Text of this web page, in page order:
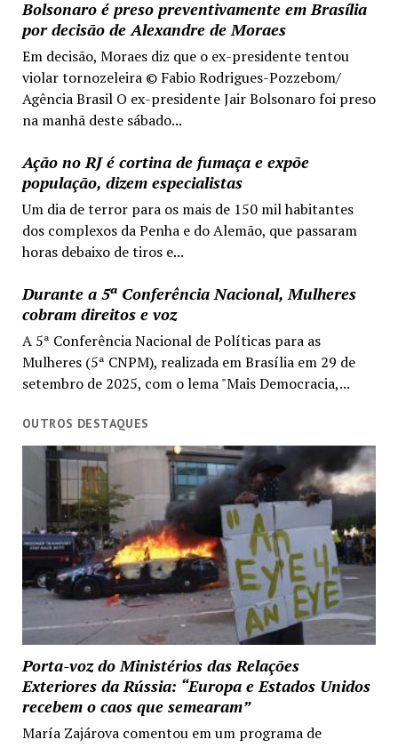
Bolsonaro é preso preventivamente em Brasília
por decisão de Alexandre de Moraes
Em decisão, Moraes diz que o ex-presidente tentou
violar tornozeleira © Fabio Rodrigues-Pozzebom/
Agência Brasil O ex-presidente Jair Bolsonaro foi preso
na manhã deste sábado...
Ação no RJ é cortina de fumaça e expõe
população, dizem especialistas
Um dia de terror para os mais de 150 mil habitantes
dos complexos da Penha e do Alemão, que passaram
horas debaixo de tiros e...
Durante a 5ª Conferência Nacional, Mulheres
cobram direitos e voz
A 5ª Conferência Nacional de Políticas para as
Mulheres (5ª CNPM), realizada em Brasília em 29 de
setembro de 2025, com o lema "Mais Democracia,...
OUTROS DESTAQUES
Porta-voz do Ministérios das Relações
Exteriores da Rússia: “Europa e Estados Unidos
recebem o caos que semearam”
María Zajárova comentou em um programa de